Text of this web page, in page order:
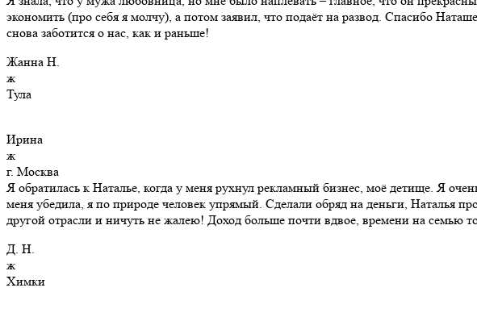
экономить (про себя я молчу), а потом заявил, что подаёт на развод. Спасибо
снова заботится о нас, как и раньше!
Жанна Н.
ж
Тула
Ирина
ж
г. Москва
Я обратилась к Наталье, когда у меня рухнул рекламный бизнес, моё детище. Я
меня убедила, я по природе человек упрямый. Сделали обряд на деньги, Наталья
другой отрасли и ничуть не жалею! Доход больше почти вдвое, времени на семью
Д. Н.
ж
Химки